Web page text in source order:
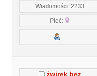
Wiadomości: 2233
Płeć:
żwirek bez